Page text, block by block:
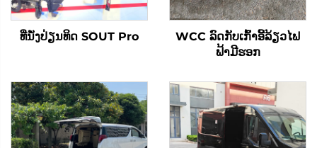
ທີ່ນັ່ງປ່ຽນທິດ SOUT Pro
WCC ລົດກັບເກົ້າອີ້ລ້ຽວໄຟ
ຟ້າມີຮອກ